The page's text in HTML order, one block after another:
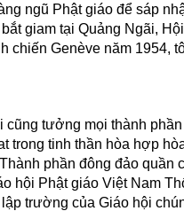
ngũ Phật giáo để sáp
giam tại Quảng Ngãi,
chiến Genève năm 1954,
tưởng mọi thành
trong tinh thần hòa hợp
phần đông đảo quần
hội Phật giáo Việt Nam
trường của Giáo hội